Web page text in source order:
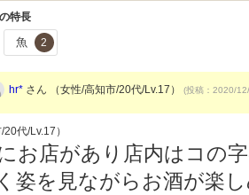
特長
魚 2
hr* さん （女性/高知市/20代/Lv.17） (投稿：2020/
代/Lv.17）
お店があり店内はコの
姿を見ながらお酒が楽